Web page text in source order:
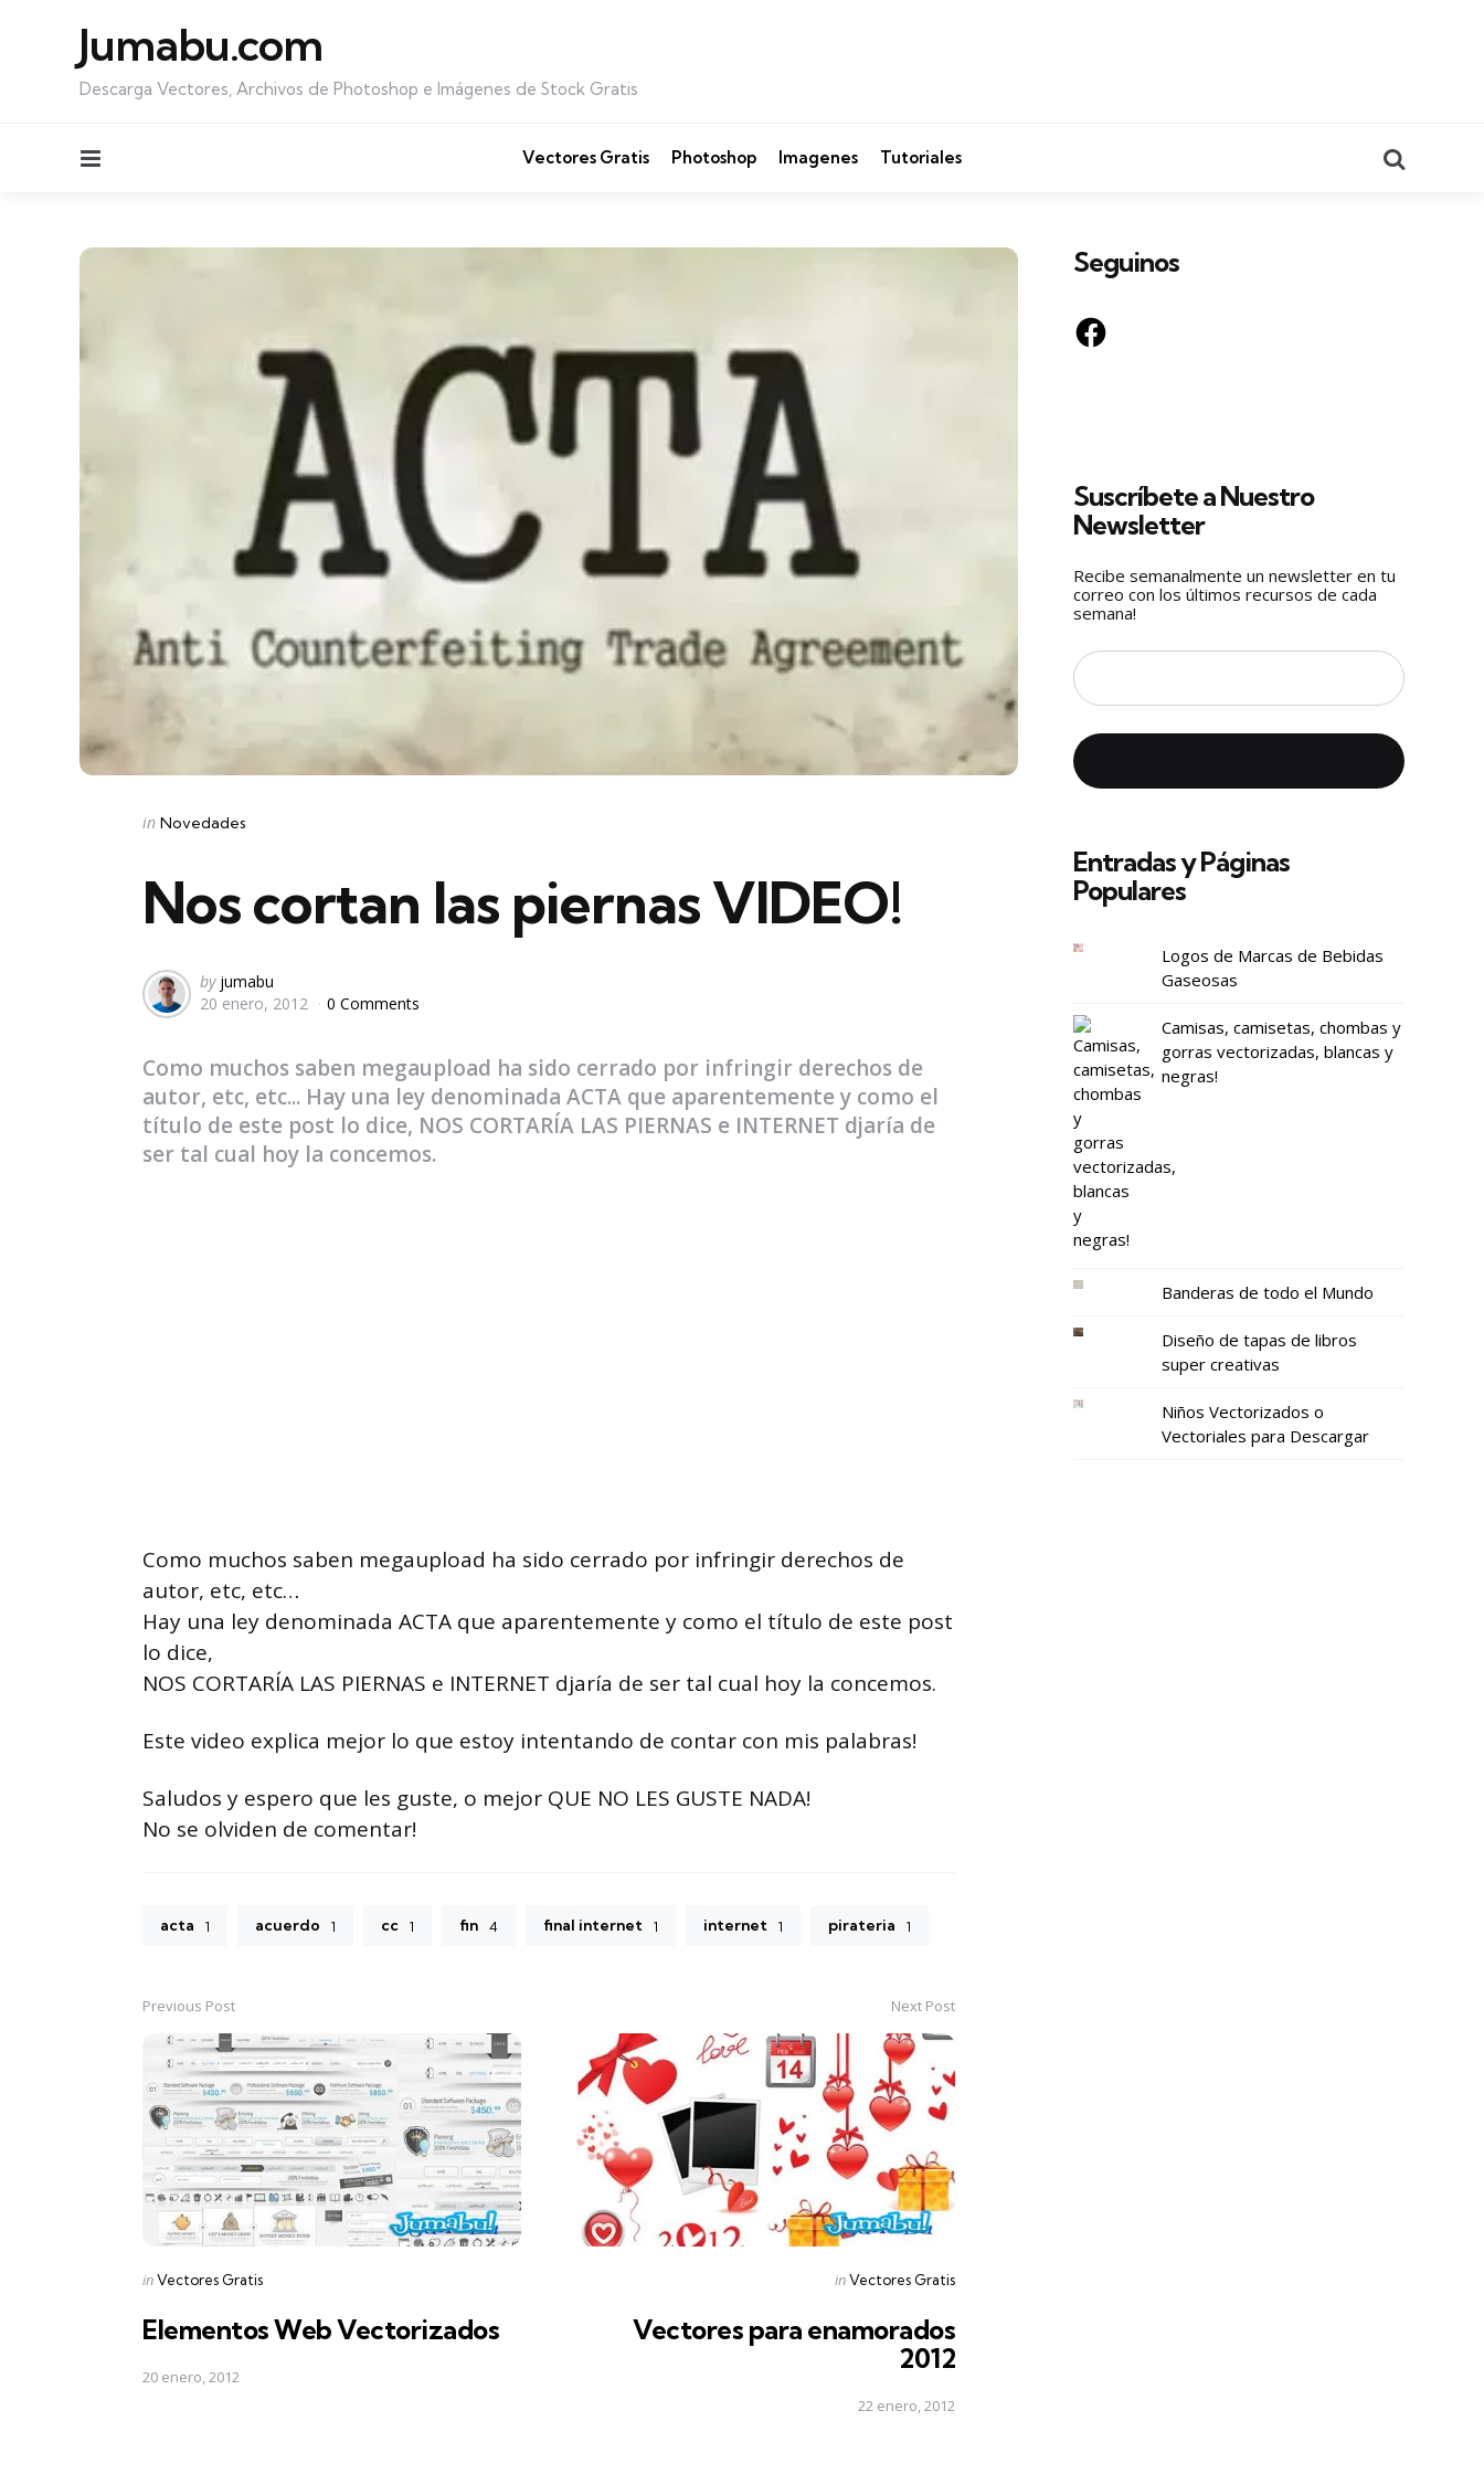
Jumabu.com
Descarga Vectores, Archivos de Photoshop e Imágenes de Stock Gratis
Vectores Gratis Photoshop Imagenes Tutoriales
Categories
Posted
in Novedades
Nos cortan las piernas VIDEO!
Posted
by
by jumabu
20 enero, 2012
0 Comments
Como muchos saben megaupload ha sido cerrado por infringir derechos de
autor, etc, etc... Hay una ley denominada ACTA que aparentemente y como el
título de este post lo dice, NOS CORTARÍA LAS PIERNAS e INTERNET djaría de
ser tal cual hoy la concemos.
Como muchos saben megaupload ha sido cerrado por infringir derechos de
autor, etc, etc…
Hay una ley denominada ACTA que aparentemente y como el título de este post
lo dice,
NOS CORTARÍA LAS PIERNAS e INTERNET djaría de ser tal cual hoy la concemos.
Este video explica mejor lo que estoy intentando de contar con mis palabras!
Saludos y espero que les guste, o mejor QUE NO LES GUSTE NADA!
No se olviden de comentar!
acta 1 acuerdo 1 cc 1 fin 4 final internet 1 internet 1 pirateria 1
Post
navigation
Previous Post
Posted
inVectores Gratis
Elementos Web Vectorizados
20 enero, 2012
Next Post
Posted
inVectores Gratis
Vectores para enamorados
2012
22 enero, 2012
Seguinos
Facebook
Suscríbete a Nuestro
Newsletter
Recibe semanalmente un newsletter en tu
correo con los últimos recursos de cada
semana!
Entradas y Páginas
Populares
Logos de Marcas de Bebidas
Gaseosas
Camisas, camisetas, chombas y
gorras vectorizadas, blancas y
negras!
Banderas de todo el Mundo
Diseño de tapas de libros
super creativas
Niños Vectorizados o
Vectoriales para Descargar